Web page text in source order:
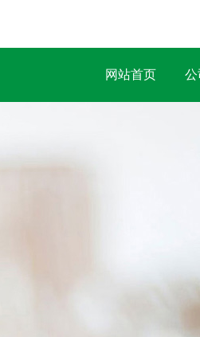
网站首页 公